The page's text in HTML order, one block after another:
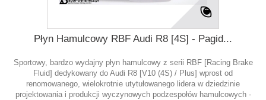
Płyn Hamulcowy RBF Audi R8 [4S] - Pagid...
Sportowy, bardzo wydajny płyn hamulcowy z serii RBF [Racing Brake
Fluid] dedykowany do Audi R8 [V10 (4S) / Plus] wprost od
renomowanego, wielokrotnie utytułowanego lidera w dziedzinie
projektowania i produkcji wyczynowych podzespołów hamulcowych -